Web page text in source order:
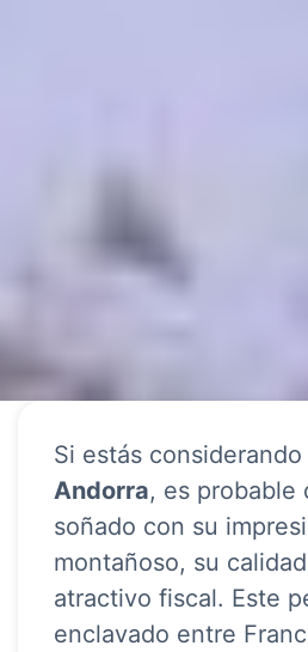
Si estás considerando
Andorra, es probable
soñado con su
montañoso, su
atractivo fiscal. Este
enclavado entre